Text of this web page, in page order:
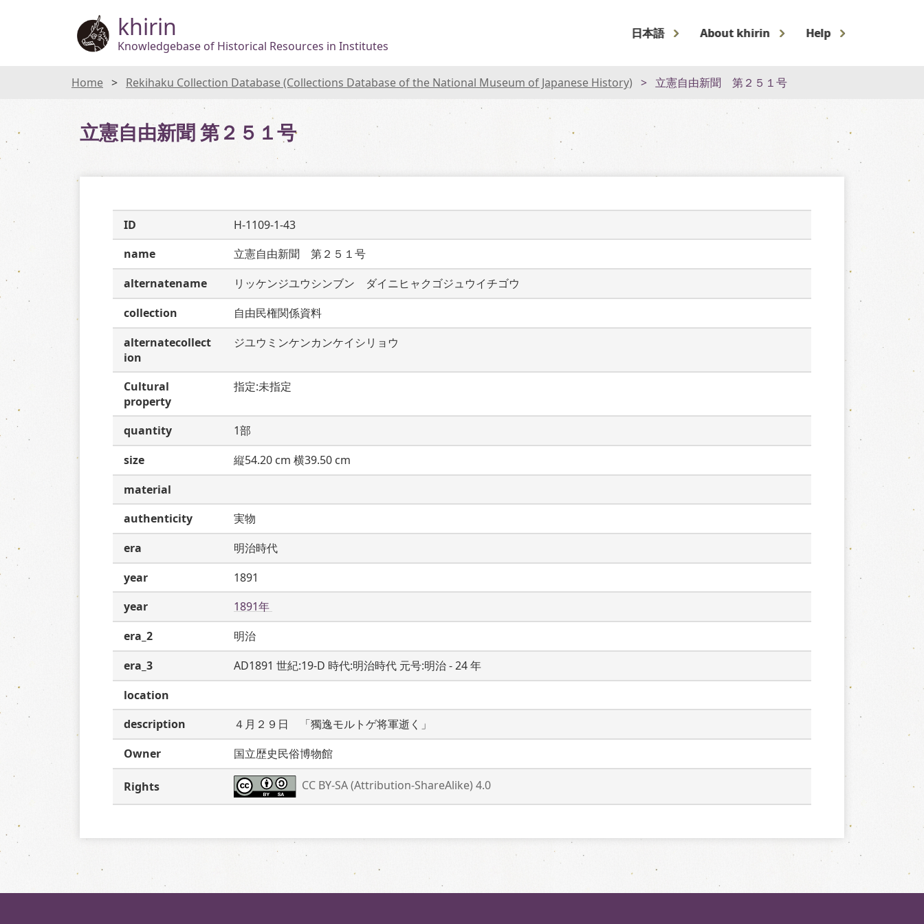
khirin
Knowledgebase of Historical Resources in Institutes
日本語 About khirin Help
Home Rekihaku Collection Database (Collections Database of the National Museum of Japanese History) 立憲自由新聞 第２５１号
立憲自由新聞 第２５１号
ID
H-1109-1-43
name
立憲自由新聞　第２５１号
alternatename
リッケンジユウシンブン　ダイニヒャクゴジュウイチゴウ
collection
自由民権関係資料
alternatecollect
ion
ジユウミンケンカンケイシリョウ
Cultural
property
指定:未指定
quantity
1部
size
縦54.20 cm 横39.50 cm
material
authenticity
実物
era
明治時代
year
1891
year
1891年
era_2
明治
era_3
AD1891 世紀:19-D 時代:明治時代 元号:明治 - 24 年
location
description
４月２９日　「獨逸モルトゲ将軍逝く」
Owner
国立歴史民俗博物館
Rights CC BY-SA (Attribution-ShareAlike) 4.0